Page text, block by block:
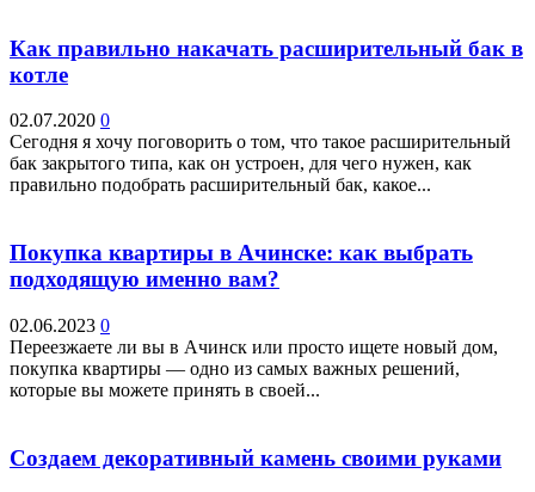
Как правильно накачать расширительный бак в
котле
02.07.2020 0
Сегодня я хочу поговорить о том, что такое расширительный
бак закрытого типа, как он устроен, для чего нужен, как
правильно подобрать расширительный бак, какое...
Покупка квартиры в Ачинске: как выбрать
подходящую именно вам?
02.06.2023 0
Переезжаете ли вы в Ачинск или просто ищете новый дом,
покупка квартиры — одно из самых важных решений,
которые вы можете принять в своей...
Создаем декоративный камень своими руками